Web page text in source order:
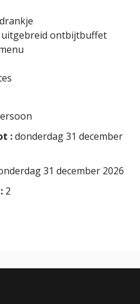
uitgebreid ontbijtbuffet
:donderdag 31 december
31 december 2026
2